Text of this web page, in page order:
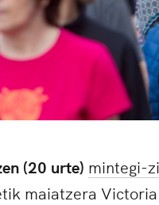
(20 urte) mintegi-
maiatzera Victoria